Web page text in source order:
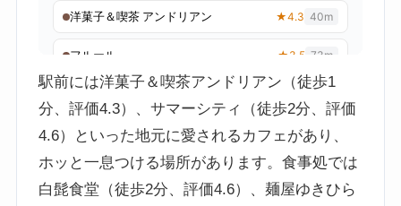
駅前には洋菓子＆喫茶アンドリアン（徒歩1
分、評価4.3）、サマーシティ（徒歩2分、評価
4.6）といった地元に愛されるカフェがあり、
ホッと一息つける場所があります。食事処では
白髭食堂（徒歩2分、評価4.6）、麺屋ゆきひら